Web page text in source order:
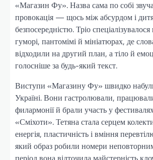
«Магазин Фу». Назва сама по собі
провокація — щось між абсурдом і
безпосередністю. Тріо
гуморі, пантомімі й мініатюрах, де
відходили на другий план, а тіло й
голосніше за будь-який текст.
Виступи «Магазину Фу» швидко
Україні. Вони гастролювали,
филармонії й брали участь у
«Сміхоти». Тетяна стала серцем
енергія, пластичність і вміння
який образ робили номери